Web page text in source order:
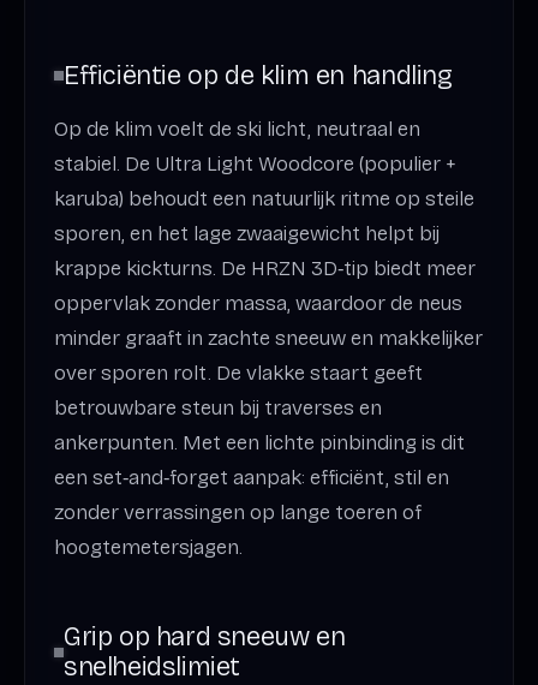
Efficiëntie op de klim en handling
Op de klim voelt de ski licht, neutraal en
stabiel. De Ultra Light Woodcore (populier +
karuba) behoudt een natuurlijk ritme op steile
sporen, en het lage zwaaigewicht helpt bij
krappe kickturns. De HRZN 3D‑tip biedt meer
oppervlak zonder massa, waardoor de neus
minder graaft in zachte sneeuw en makkelijker
over sporen rolt. De vlakke staart geeft
betrouwbare steun bij traverses en
ankerpunten. Met een lichte pinbinding is dit
een set‑and‑forget aanpak: efficiënt, stil en
zonder verrassingen op lange toeren of
hoogtemetersjagen.
Grip op hard sneeuw en
snelheidslimiet